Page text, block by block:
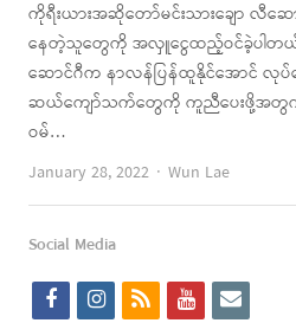
ကိုရီးယားအဆိုတော်မင်းသားချော လီဆေ
နေတဲ့သူတွေကို အလှူငွေထည့်ဝင်ခဲ့ပါတယ်။
ဆောင်ဂီက နာလန်ပြန်ထူနိုင်အောင် လု
ဆယ်ကျော်သက်တွေကို ကူညီပေးဖို့အတွက်
ဝမ်…
January 28, 2022
Author
Wun Lae
Social Media
f
i
r
y
e